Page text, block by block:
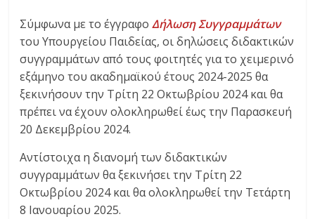
Σύμφωνα με το έγγραφοΔήλωση Συγγραμμάτων
του Υπουργείου Παιδείας, οι δηλώσεις διδακτικών
συγγραμμάτων από τους φοιτητές για το χειμερινό
εξάμηνο του ακαδημαϊκού έτους 2024-2025 θα
ξεκινήσουν την Τρίτη 22 Οκτωβρίου 2024 και θα
πρέπει να έχουν ολοκληρωθεί έως την Παρασκευή
20 Δεκεμβρίου 2024.
Αντίστοιχα η διανομή των διδακτικών
συγγραμμάτων θα ξεκινήσει την Τρίτη 22
Οκτωβρίου 2024 και θα ολοκληρωθεί την Τετάρτη
8 Ιανουαρίου 2025.